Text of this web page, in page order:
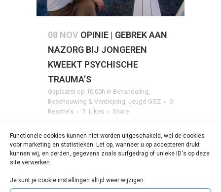
Functionele cookies kunnen niet worden uitgeschakeld, wel de cookies
voor marketing en statistieken. Let op, wanneer u op accepteren drukt
kunnen wij, en derden, gegevens zoals surfgedrag of unieke ID's op deze
site verwerken.
Je kunt je cookie instellingen altijd weer wijzigen.
08 NOV OPINIE | GEBREK AAN
NAZORG BIJ JONGEREN
KWEEKT PSYCHISCHE
TRAUMA’S
Geplaatst op 10:00h in Behandeling,
Beschouwing & Verdieping, Jeugd GGZ
0
Reactie's
7 Likes Share
Met bijna 25 jaar politie-ervaring weet
Irene Kersten hoe groot ontreddering
kan zijn na een ongeluk of misdrijf. Deze
te...